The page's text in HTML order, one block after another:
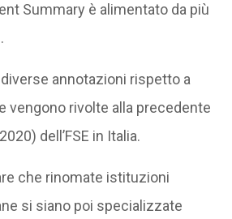
Summary è alimentato da più
annotazioni rispetto a
vengono rivolte alla precedente
dell’FSE in Italia.
che rinomate istituzioni
si siano poi specializzate